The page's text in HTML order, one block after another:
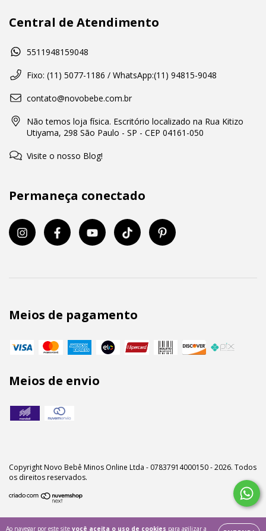
Ao navegar por este site você aceita o uso de cookies para agilizar a
Central de Atendimento
5511948159048
Fixo: (11) 5077-1186 / WhatsApp:(11) 94815-9048
contato@novobebe.com.br
Não temos loja física. Escritório localizado na Rua Kitizo
Utiyama, 298 São Paulo - SP - CEP 04161-050
Visite o nosso Blog!
Permaneça conectado
Meios de pagamento
Meios de envio
Copyright Novo Bebê Minos Online Ltda - 07837914000150 - 2026. Todos
os direitos reservados.